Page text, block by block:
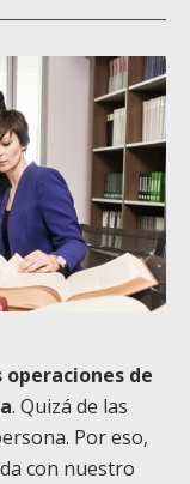
de
. Quizá de las
Por eso,
con nuestro